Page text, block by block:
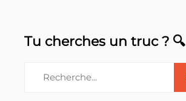
Tu cherches un truc ? 🔍